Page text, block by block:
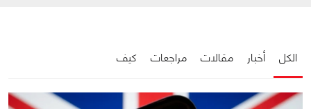
الكل أخبار مقالات مراجعات كيف